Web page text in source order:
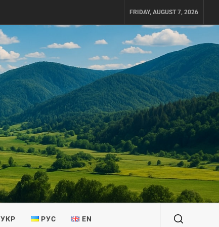
FRIDAY, AUGUST 7, 2026
УКР РУС EN